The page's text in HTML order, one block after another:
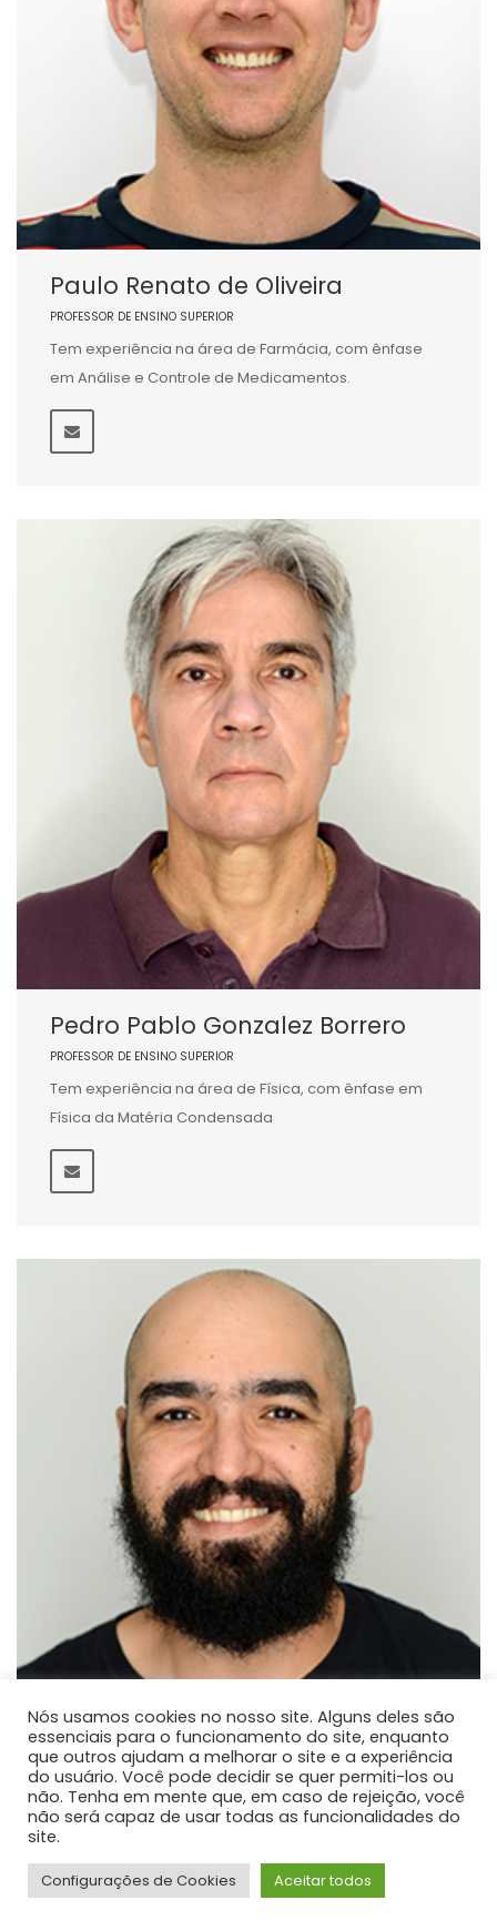
Paulo Renato de Oliveira
PROFESSOR DE ENSINO SUPERIOR
Tem experiência na área de Farmácia, com ênfase
em Análise e Controle de Medicamentos.
Pedro Pablo Gonzalez Borrero
PROFESSOR DE ENSINO SUPERIOR
Tem experiência na área de Física, com ênfase em
Física da Matéria Condensada
Paulo José dos Reis
PROFESSOR DE ENSINO SUPERIOR
Atualmente é professor adjunto na Universidade
Nós usamos cookies no nosso site. Alguns deles são
essenciais para o funcionamento do site, enquanto
que outros ajudam a melhorar o site e a experiência
do usuário. Você pode decidir se quer permiti-los ou
não. Tenha em mente que, em caso de rejeição, você
não será capaz de usar todas as funcionalidades do
site.
Configurações de Cookies Aceitar todos